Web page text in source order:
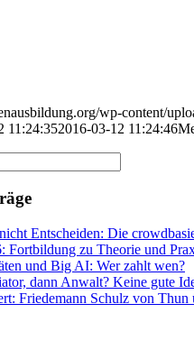
wp-content/
11:24:352016-03-12 11:24:46
Entscheiden: Die
Fortbildung zu Theorie und
und Big AI: Wer zahlt wen?
dann Anwalt? Keine gute
Friedemann Schulz von